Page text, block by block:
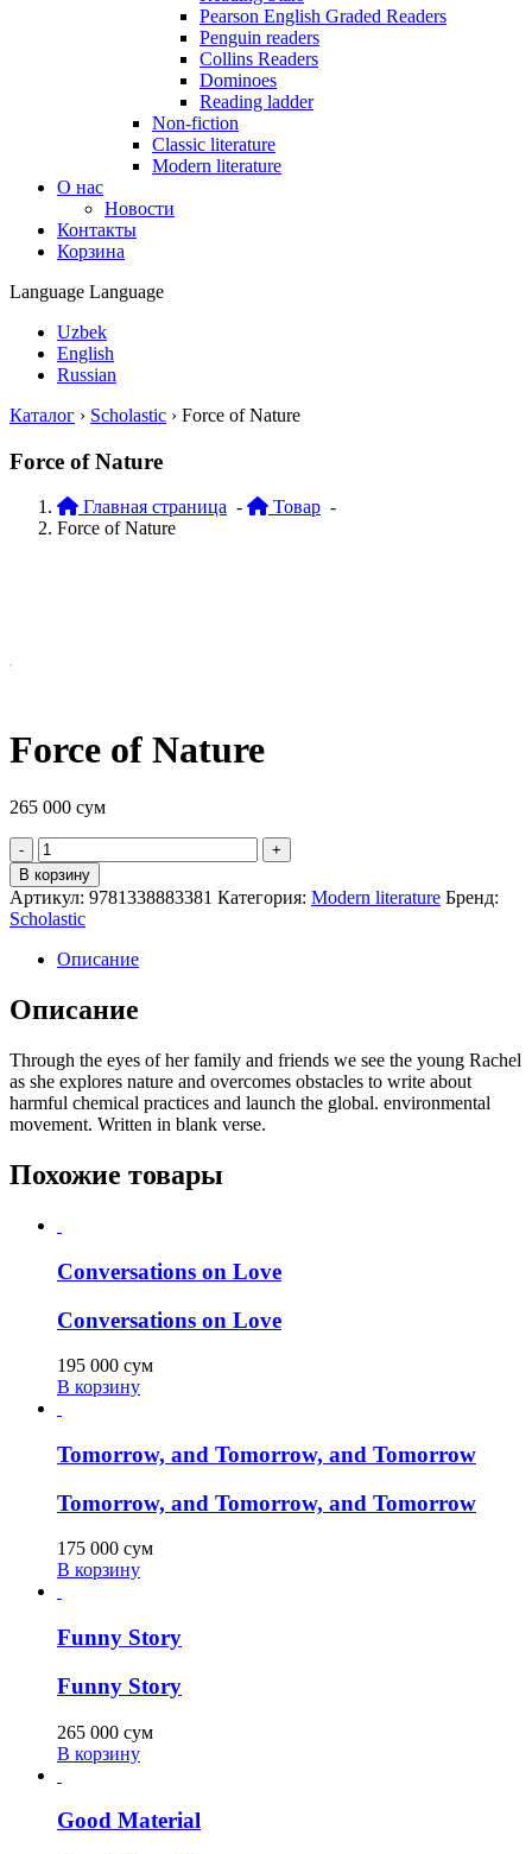
Pearson English Graded Readers
Penguin readers
Collins Readers
Dominoes
Reading ladder
Non-fiction
Classic literature
Modern literature
О нас
Новости
Контакты
Корзина
Language Language
Uzbek
English
Russian
Каталог › Scholastic › Force of Nature
Force of Nature
Главная страница - Товар -
Force of Nature
Force of Nature
265 000 сум
Quantity
В корзину
Артикул: 9781338883381 Категория: Modern literature Бренд:
Scholastic
Описание
Описание
Through the eyes of her family and friends we see the young Rachel
as she explores nature and overcomes obstacles to write about
harmful chemical practices and launch the global. environmental
movement. Written in blank verse.
Похожие товары
Conversations on Love
Conversations on Love
195 000 сум
В корзину
Tomorrow, and Tomorrow, and Tomorrow
Tomorrow, and Tomorrow, and Tomorrow
175 000 сум
В корзину
Funny Story
Funny Story
265 000 сум
В корзину
Good Material